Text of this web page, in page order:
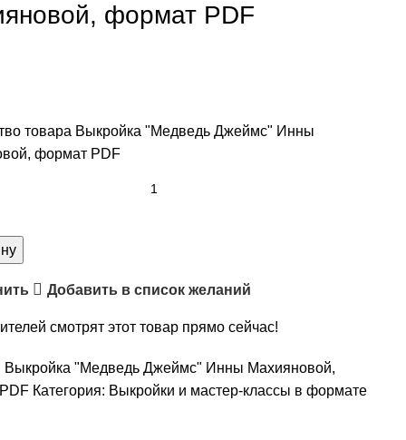
формат PDF
товара Выкройка "Медведь Джеймс" Инны
формат PDF
Добавить в список желаний
смотрят этот товар прямо сейчас!
Выкройка "Медведь Джеймс" Инны Махияновой,
Категория: Выкройки и мастер-классы в формате